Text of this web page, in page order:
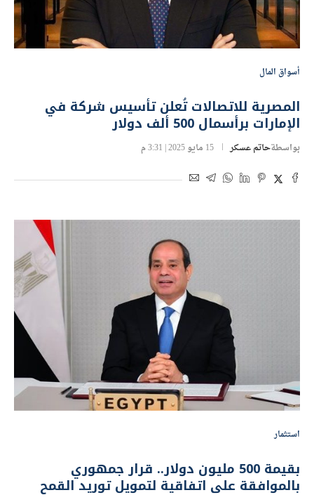
أسواق المال
المصرية للاتصالات تُعلن تأسيس شركة في
الإمارات برأسمال 500 ألف دولار
بواسطةحاتم عسكر 15 مايو 2025 | 3:31 م
استثمار
بقيمة 500 مليون دولار.. قرار جمهوري
بالموافقة على اتفاقية لتمويل توريد القمح